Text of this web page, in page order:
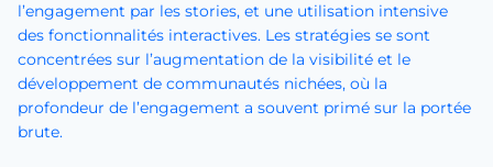
l’engagement par les stories, et une utilisation intensive
des fonctionnalités interactives. Les stratégies se sont
concentrées sur l’augmentation de la visibilité et le
développement de communautés nichées, où la
profondeur de l’engagement a souvent primé sur la portée
brute.